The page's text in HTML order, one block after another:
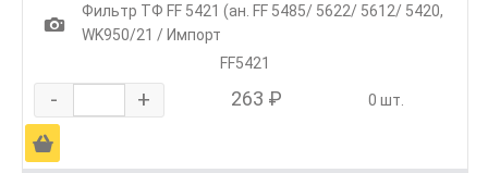
1
Фильтр ТФ FF 5421 (ан. FF 5485/ 5622/ 5612/ 5420,
WK950/21 / Импорт
FF5421
- + 263 ₽ 0 шт.
Ä